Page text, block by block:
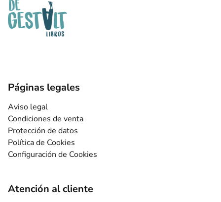
Páginas legales
Aviso legal
Condiciones de venta
Protección de datos
Política de Cookies
Configuración de Cookies
Atención al cliente